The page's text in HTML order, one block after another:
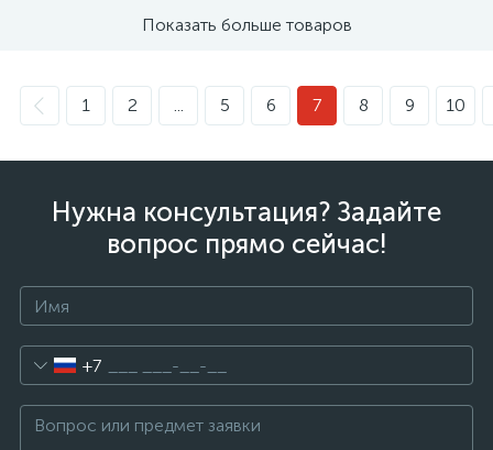
Показать больше товаров
1 2 ... 5 6 7 8 9 10
Нужна консультация? Задайте
вопрос прямо сейчас!
+7